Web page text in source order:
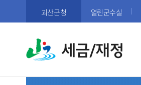
괴산군청 열린군수실
세금/재정